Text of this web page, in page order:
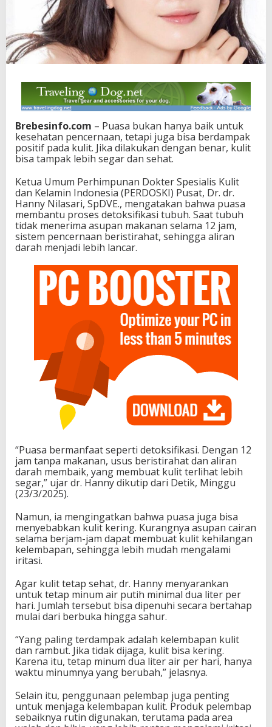
Brebesinfo.com – Puasa bukan hanya baik untuk
kesehatan pencernaan, tetapi juga bisa berdampak
positif pada kulit. Jika dilakukan dengan benar, kulit
bisa tampak lebih segar dan sehat.
Ketua Umum Perhimpunan Dokter Spesialis Kulit
dan Kelamin Indonesia (PERDOSKI) Pusat, Dr. dr.
Hanny Nilasari, SpDVE., mengatakan bahwa puasa
membantu proses detoksifikasi tubuh. Saat tubuh
tidak menerima asupan makanan selama 12 jam,
sistem pencernaan beristirahat, sehingga aliran
darah menjadi lebih lancar.
“Puasa bermanfaat seperti detoksifikasi. Dengan 12
jam tanpa makanan, usus beristirahat dan aliran
darah membaik, yang membuat kulit terlihat lebih
segar,” ujar dr. Hanny dikutip dari Detik, Minggu
(23/3/2025).
Namun, ia mengingatkan bahwa puasa juga bisa
menyebabkan kulit kering. Kurangnya asupan cairan
selama berjam-jam dapat membuat kulit kehilangan
kelembapan, sehingga lebih mudah mengalami
iritasi.
Agar kulit tetap sehat, dr. Hanny menyarankan
untuk tetap minum air putih minimal dua liter per
hari. Jumlah tersebut bisa dipenuhi secara bertahap
mulai dari berbuka hingga sahur.
“Yang paling terdampak adalah kelembapan kulit
dan rambut. Jika tidak dijaga, kulit bisa kering.
Karena itu, tetap minum dua liter air per hari, hanya
waktu minumnya yang berubah,” jelasnya.
Selain itu, penggunaan pelembap juga penting
untuk menjaga kelembapan kulit. Produk pelembap
sebaiknya rutin digunakan, terutama pada area